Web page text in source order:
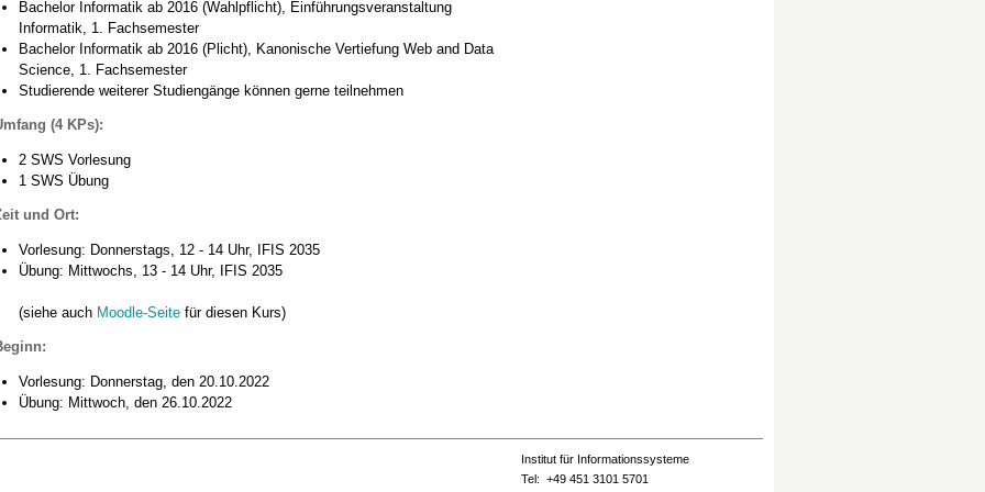
Bachelor Informatik ab 2016 (Wahlpflicht), Einführungsveranstaltung
Informatik, 1. Fachsemester
Bachelor Informatik ab 2016 (Plicht), Kanonische Vertiefung Web and Data
Science, 1. Fachsemester
Studierende weiterer Studiengänge können gerne teilnehmen
(4 KPs):
2 SWS Vorlesung
1 SWS Übung
und Ort:
Vorlesung: Donnerstags, 12 - 14 Uhr, IFIS 2035
Übung: Mittwochs, 13 - 14 Uhr, IFIS 2035
(siehe auch Moodle-Seite für diesen Kurs)
Vorlesung: Donnerstag, den 20.10.2022
Übung: Mittwoch, den 26.10.2022
Institut für Informationssysteme
Tel: +49 451 3101 5701